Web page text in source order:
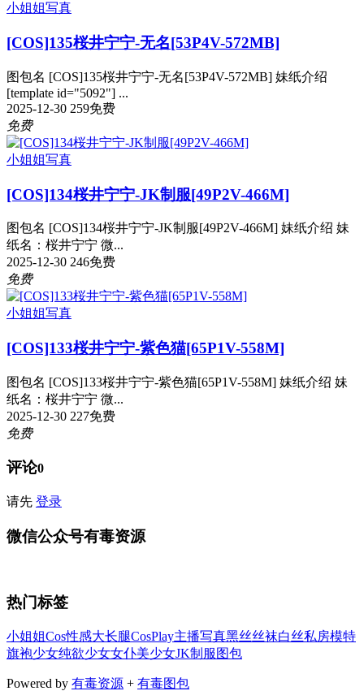
小姐姐写真
[COS]135桜井宁宁-无名[53P4V-572MB]
图包名 [COS]135桜井宁宁-无名[53P4V-572MB] 妹纸介绍
[template id="5092"] ...
2025-12-30 259免费
免费
小姐姐写真
[COS]134桜井宁宁-JK制服[49P2V-466M]
图包名 [COS]134桜井宁宁-JK制服[49P2V-466M] 妹纸介绍 妹
纸名：桜井宁宁 微...
2025-12-30 246免费
免费
小姐姐写真
[COS]133桜井宁宁-紫色猫[65P1V-558M]
图包名 [COS]133桜井宁宁-紫色猫[65P1V-558M] 妹纸介绍 妹
纸名：桜井宁宁 微...
2025-12-30 227免费
免费
评论0
请先 登录
微信公众号有毒资源
热门标签
小姐姐Cos性感大长腿CosPlay主播写真黑丝丝袜白丝私房模特
旗袍少女纯欲少女女仆美少女JK制服 图包
Powered by 有毒资源 + 有毒图包